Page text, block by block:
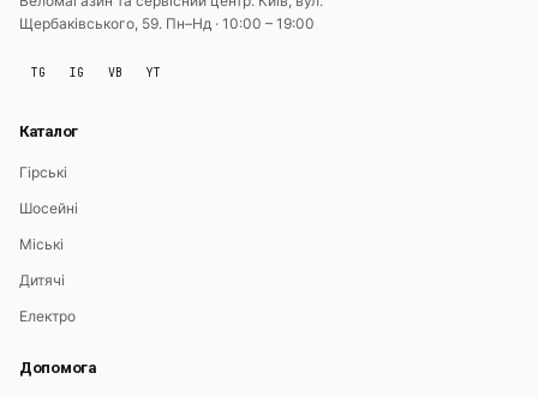
Щербаківського, 59. Пн–Нд · 10:00 – 19:00
TG IG VB YT
Каталог
Гірські
Шосейні
Міські
Дитячі
Електро
Допомога